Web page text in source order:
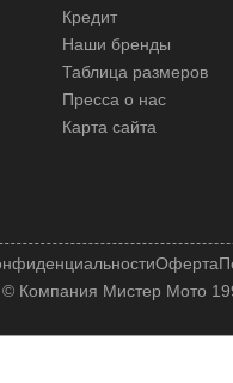
Кредит
Наши бренды
Таблица размеров
Пресса о нас
Карта сайта
© Компания Мистер Мото
Оферта